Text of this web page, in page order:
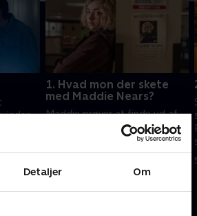
Detaljer Om
1. Hvad mon der skete
med Maddie Nears?
Maddie prøver at finde ud af,
hvordan hun kan genforenes
med sin krop. Janet vender
tilbage til sin families nu
forfaldne bondegård.
5. april 2025 • 48 min